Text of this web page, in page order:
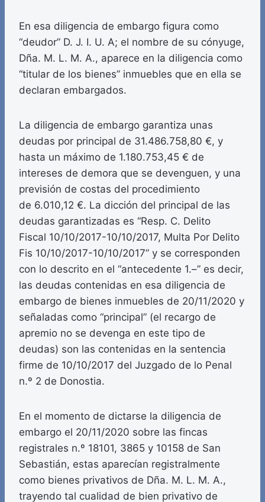
En esa diligencia de embargo figura como
“deudor” D. J. I. U. A; el nombre de su cónyuge,
Dña. M. L. M. A., aparece en la diligencia como
“titular de los bienes” inmuebles que en ella se
declaran embargados.
La diligencia de embargo garantiza unas
deudas por principal de 31.486.758,80 €, y
hasta un máximo de 1.180.753,45 € de
intereses de demora que se devenguen, y una
previsión de costas del procedimiento
de 6.010,12 €. La dicción del principal de las
deudas garantizadas es “Resp. C. Delito
Fiscal 10/10/2017-10/10/2017, Multa Por Delito
Fis 10/10/2017-10/10/2017” y se corresponden
con lo descrito en el “antecedente 1.–” es decir,
las deudas contenidas en esa diligencia de
embargo de bienes inmuebles de 20/11/2020 y
señaladas como “principal” (el recargo de
apremio no se devenga en este tipo de
deudas) son las contenidas en la sentencia
firme de 10/10/2017 del Juzgado de lo Penal
n.º 2 de Donostia.
En el momento de dictarse la diligencia de
embargo el 20/11/2020 sobre las fincas
registrales n.º 18101, 3865 y 10158 de San
Sebastián, estas aparecían registralmente
como bienes privativos de Dña. M. L. M. A.,
trayendo tal cualidad de bien privativo de